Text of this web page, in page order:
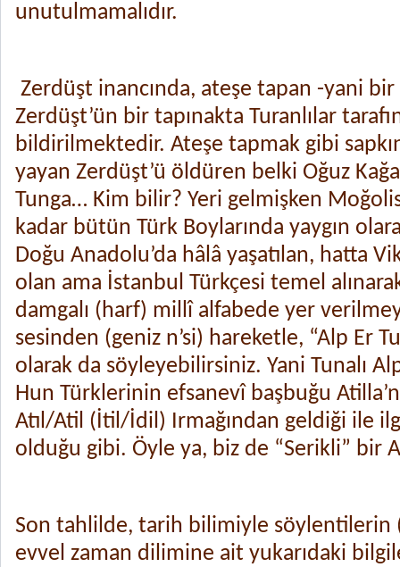
unutulmamalıdır.
Zerdüşt inancında, ateşe tapan -yani
Zerdüşt’ün bir tapınakta Turanlılar
bildirilmektedir. Ateşe tapmak gibi
yayan Zerdüşt’ü öldüren belki Oğuz
Tunga… Kim bilir? Yeri gelmişken
kadar bütün Türk Boylarında yaygın
Doğu Anadolu’da hâlâ yaşatılan, hatta
olan ama İstanbul Türkçesi temel
damgalı (harf) millî alfabede yer
sesinden (geniz n’si) hareketle, “Alp Er
olarak da söyleyebilirsiniz. Yani Tunalı
Hun Türklerinin efsanevî başbuğu
Atıl/Atil (İtil/İdil) Irmağından geldiği ile
olduğu gibi. Öyle ya, biz de “Serikli” bir
Son tahlilde, tarih bilimiyle söylentilerin
evvel zaman dilimine ait yukarıdaki